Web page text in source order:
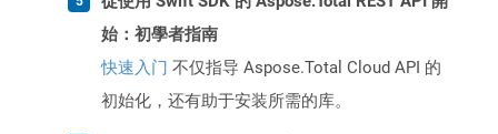
始：初學者指南
快速入门 不仅指导 Aspose.Total Cloud API 的
初始化，还有助于安装所需的库。